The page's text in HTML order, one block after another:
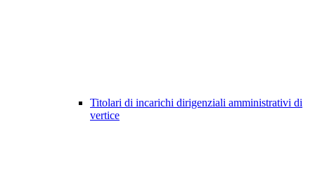
Titolari di incarichi dirigenziali amministrativi di
vertice